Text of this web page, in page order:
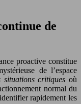
de
proactive constitue
de l’espace
situations critiques où
normal du
rapidement les